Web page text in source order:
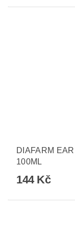
DIAFARM
100ML
144 Kč